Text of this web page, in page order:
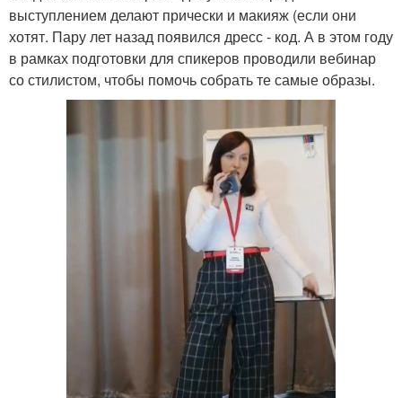
выступлением делают прически и макияж (если они
хотят. Пару лет назад появился дресс - код. А в этом году
в рамках подготовки для спикеров проводили вебинар
со стилистом, чтобы помочь собрать те самые образы.